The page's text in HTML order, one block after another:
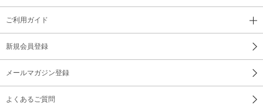
ご利用ガイド
新規会員登録
メールマガジン登録
よくあるご質問